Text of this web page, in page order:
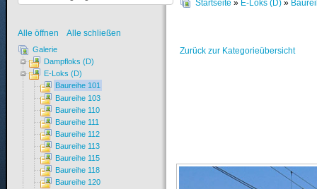
Startseite » E-Loks (D) »
Zurück zur Kategorieübersicht
Alle öffnen Alle schließen
Galerie
Dampfloks (D)
E-Loks (D)
Baureihe 101
Baureihe 103
Baureihe 110
Baureihe 111
Baureihe 112
Baureihe 113
Baureihe 115
Baureihe 118
Baureihe 120